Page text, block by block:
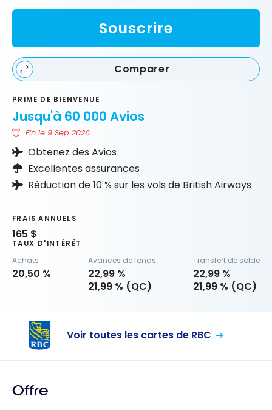
Souscrire
Comparer
PRIME DE BIENVENUE
Jusqu'à 60 000 Avios
Fin le 9 Sep 2026
Obtenez des Avios
Excellentes assurances
Réduction de 10 % sur les vols de British Airways
FRAIS ANNUELS
165 $
TAUX D'INTÉRÊT
Achats
20,50 %
Avances de fonds
22,99 %
21,99 % (QC)
Transfert de solde
22,99 %
21,99 % (QC)
Voir toutes les cartes de RBC
Offre